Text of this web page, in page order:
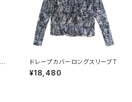
ドレープカバーロングスリーブT
¥18,480